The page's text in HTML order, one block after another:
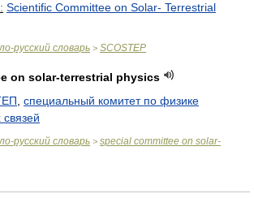
Scientific Committee on Solar- Terrestrial
русский словарь > SCOSTEP
on solar-terrestrial physics
специальный комитет по физике
русский словарь > special committee on solar-